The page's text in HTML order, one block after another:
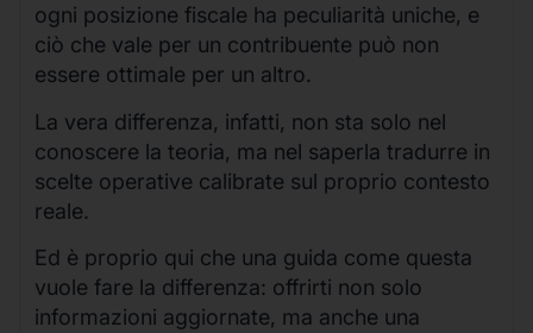
ogni posizione fiscale ha peculiarità uniche, e
ciò che vale per un contribuente può non
essere ottimale per un altro.
La vera differenza, infatti, non sta solo nel
conoscere la teoria, ma nel saperla tradurre in
scelte operative calibrate sul proprio contesto
reale.
Ed è proprio qui che una guida come questa
vuole fare la differenza: offrirti non solo
informazioni aggiornate, ma anche una